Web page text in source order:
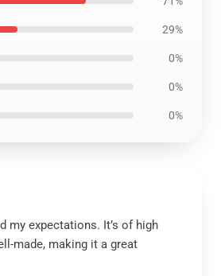
29%
0%
0%
0%
my expectations. It’s of high
made, making it a great